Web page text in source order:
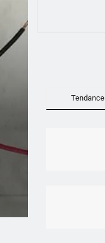
Tendance